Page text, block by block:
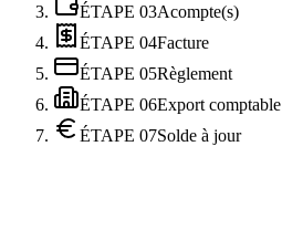
ÉTAPE 03Acompte(s)
ÉTAPE 04Facture
ÉTAPE 05Règlement
ÉTAPE 06Export comptable
ÉTAPE 07Solde à jour